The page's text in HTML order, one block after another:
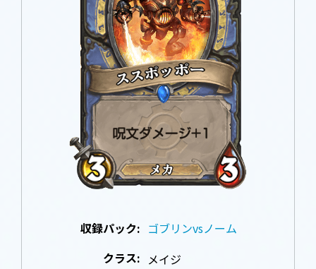
収録パック: ゴブリンvsノーム
クラス: メイジ